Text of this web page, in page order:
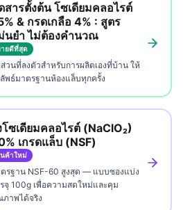
สารตั้งต้น โซเดียมคลอไรต์
& กรดเกลือ 4% : สูตร
นยำ ไม่ต้องคำนวณ
ยดีที่สุด
วนที่ลงตัวสำหรับการผลิตเองที่บ้าน ให้
พธ์มาตรฐานห้องแล็บทุกครั้ง
โซเดียมคลอไรต์ (NaClO₂)
เกรดแล็บ (NSF)
ค้าใหม่
รฐาน NSF-60 สูงสุด — แบบซองแบ่ง
จุ 100g เพื่อความสดใหม่และคุม
าพได้จริง